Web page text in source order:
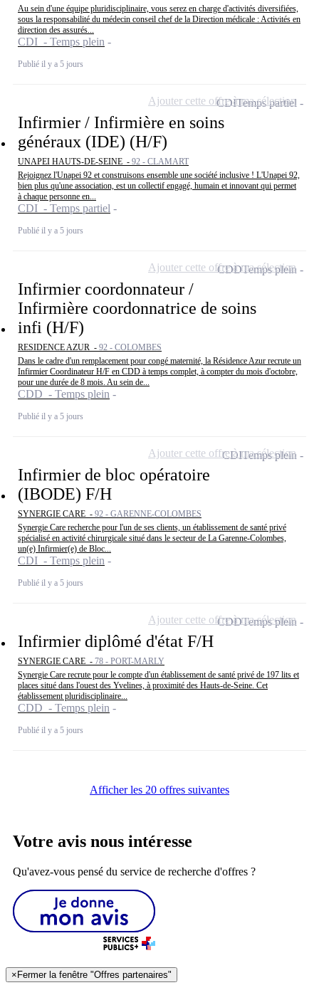
Au sein d'une équipe pluridisciplinaire, vous serez en charge d'activités diversifiées,
sous la responsabilité du médecin conseil chef de la Direction médicale : Activités en
direction des assurés...
CDI - Temps plein
Publié il y a 5 jours
Infirmier / Infirmière en soins
généraux (IDE) (H/F)
UNAPEI HAUTS-DE-SEINE - 92 - CLAMART
Rejoignez l'Unapei 92 et construisons ensemble une société inclusive ! L'Unapei 92,
bien plus qu'une association, est un collectif engagé, humain et innovant qui permet
à chaque personne en...
CDI - Temps partiel
Publié il y a 5 jours
CDITemps partiel
Ajouter cette offre à ma sélection
Infirmier coordonnateur /
Infirmière coordonnatrice de soins
infi (H/F)
RESIDENCE AZUR - 92 - COLOMBES
Dans le cadre d'un remplacement pour congé maternité, la Résidence Azur recrute un
Infirmier Coordinateur H/F en CDD à temps complet, à compter du mois d'octobre,
pour une durée de 8 mois. Au sein de...
CDD - Temps plein
Publié il y a 5 jours
CDDTemps plein
Ajouter cette offre à ma sélection
Infirmier de bloc opératoire
(IBODE) F/H
SYNERGIE CARE - 92 - GARENNE-COLOMBES
Synergie Care recherche pour l'un de ses clients, un établissement de santé privé
spécialisé en activité chirurgicale situé dans le secteur de La Garenne-Colombes,
un(e) Infirmier(e) de Bloc...
CDI - Temps plein
Publié il y a 5 jours
CDITemps plein
Ajouter cette offre à ma sélection
Infirmier diplômé d'état F/H
SYNERGIE CARE - 78 - PORT-MARLY
Synergie Care recrute pour le compte d'un établissement de santé privé de 197 lits et
places situé dans l'ouest des Yvelines, à proximité des Hauts-de-Seine. Cet
établissement pluridisciplinaire...
CDD - Temps plein
Publié il y a 5 jours
CDDTemps plein
Ajouter cette offre à ma sélection
Afficher les 20 offres suivantes
Votre avis nous intéresse
Qu'avez-vous pensé du service de recherche d'offres ?
×Fermer la fenêtre "Offres partenaires"